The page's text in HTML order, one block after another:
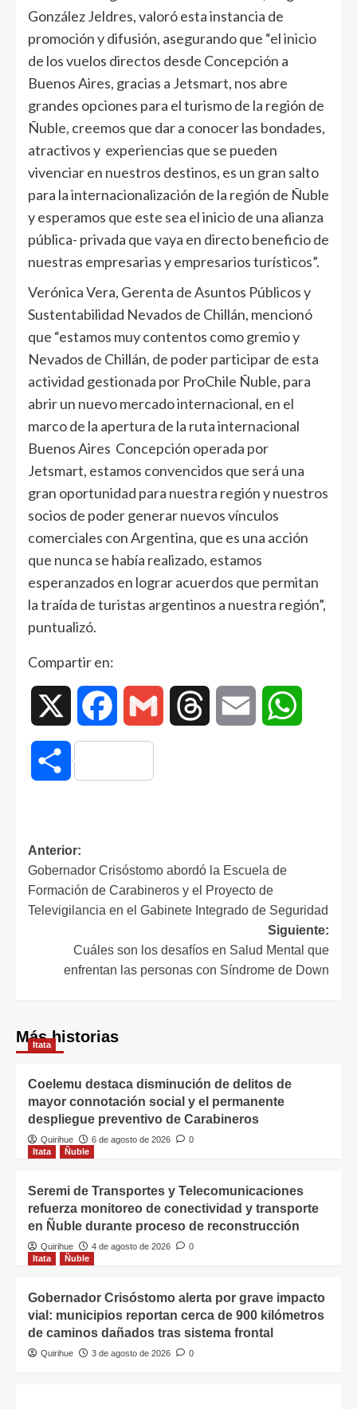
González Jeldres, valoró esta instancia de
promoción y difusión, asegurando que “el inicio
de los vuelos directos desde Concepción a
Buenos Aires, gracias a Jetsmart, nos abre
grandes opciones para el turismo de la región de
Ñuble, creemos que dar a conocer las bondades,
atractivos y experiencias que se pueden
vivenciar en nuestros destinos, es un gran salto
para la internacionalización de la región de Ñuble
y esperamos que este sea el inicio de una alianza
pública- privada que vaya en directo beneficio de
nuestras empresarias y empresarios turísticos”.
Verónica Vera, Gerenta de Asuntos Públicos y
Sustentabilidad Nevados de Chillán, mencionó
que “estamos muy contentos como gremio y
Nevados de Chillán, de poder participar de esta
actividad gestionada por ProChile Ñuble, para
abrir un nuevo mercado internacional, en el
marco de la apertura de la ruta internacional
Buenos Aires Concepción operada por
Jetsmart, estamos convencidos que será una
gran oportunidad para nuestra región y nuestros
socios de poder generar nuevos vínculos
comerciales con Argentina, que es una acción
que nunca se había realizado, estamos
esperanzados en lograr acuerdos que permitan
la traída de turistas argentinos a nuestra región”,
puntualizó.
Compartir en:
Facebook Gmail Threads Email
Compartir
Anterior:
Gobernador Crisóstomo abordó la Escuela de
Formación de Carabineros y el Proyecto de
Televigilancia en el Gabinete Integrado de Seguridad
Siguiente:
Cuáles son los desafíos en Salud Mental que
enfrentan las personas con Síndrome de Down
Más historias
Itata
Coelemu destaca disminución de delitos de
mayor connotación social y el permanente
despliegue preventivo de Carabineros
Quirihue 6 de agosto de 2026
0
Itata
Ñuble
Seremi de Transportes y Telecomunicaciones
refuerza monitoreo de conectividad y transporte
en Ñuble durante proceso de reconstrucción
Quirihue 4 de agosto de 2026
0
Itata
Ñuble
Gobernador Crisóstomo alerta por grave impacto
vial: municipios reportan cerca de 900 kilómetros
de caminos dañados tras sistema frontal
Quirihue 3 de agosto de 2026 0